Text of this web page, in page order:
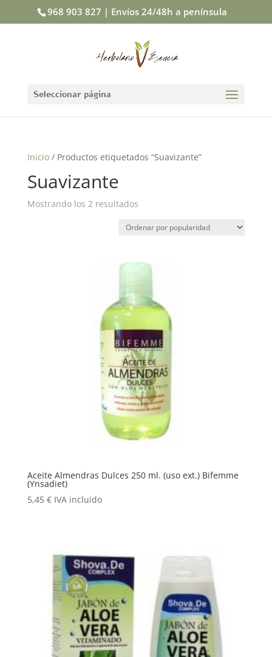
968 903 827 | Envíos 24/48h a península
Seleccionar página
Inicio/ Productos etiquetados “Suavizante”
Suavizante
Mostrando los 2 resultados
Aceite Almendras Dulces 250 ml. (uso ext.) Bifemme
(Ynsadiet)
5,45 € IVA incluido